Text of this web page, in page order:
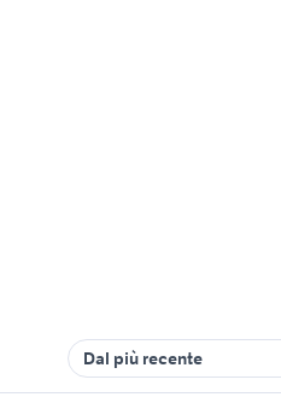
Dal più recente